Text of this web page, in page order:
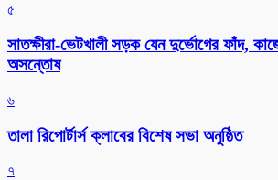
৫
সাতক্ষীরা-ভেটখালী সড়ক যেন দুর্ভোগের ফাঁদ,
অসন্তোষ
৬
‎তালা রিপোর্টার্স ক্লাবের বিশেষ সভা অনুষ্ঠিত
৭